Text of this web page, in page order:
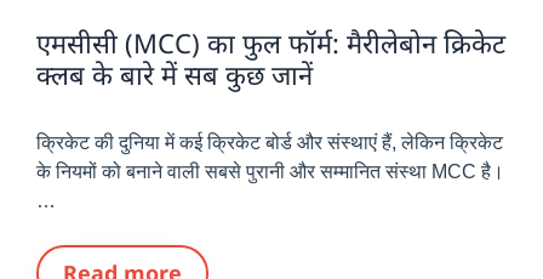
एमसीसी (MCC) का फुल फॉर्म: मैरीलेबोन क्रिकेट
क्लब के बारे में सब कुछ जानें
क्रिकेट की दुनिया में कई क्रिकेट बोर्ड और संस्थाएं हैं, लेकिन क्रिकेट
के नियमों को बनाने वाली सबसे पुरानी और सम्मानित संस्था MCC है।
…
Read more